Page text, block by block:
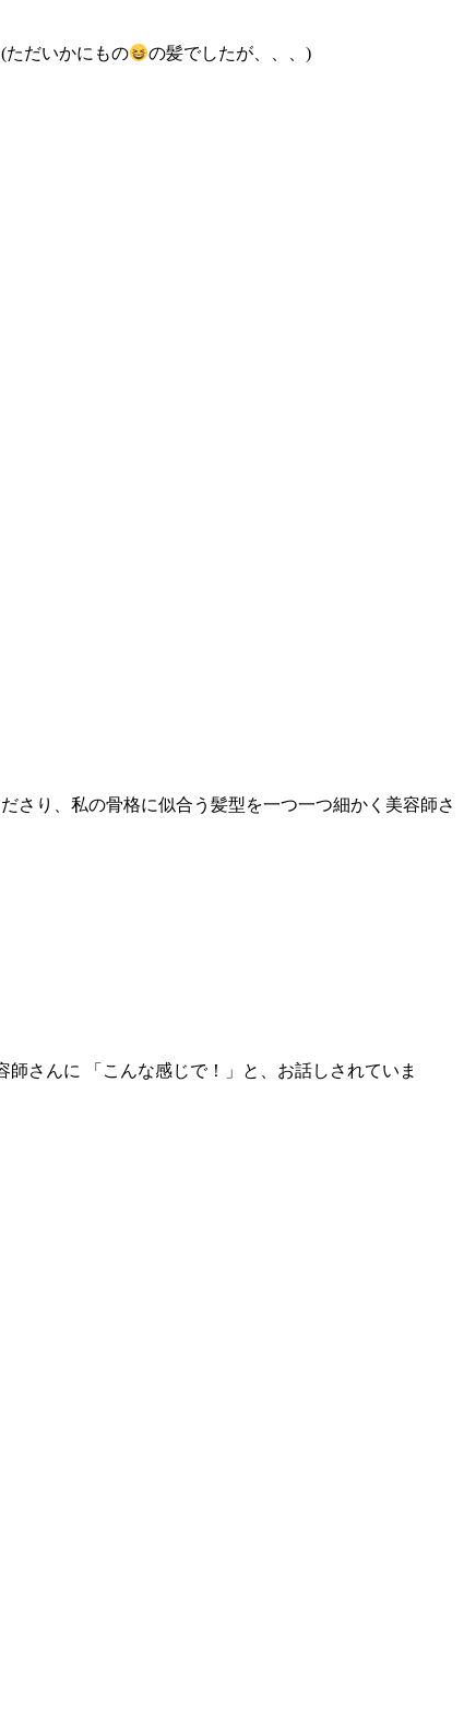
ただいかにもの の髪でしたが、、、)
さり、私の骨格に似合う髪型を一つ一つ細かく美容師さ
さんに 「こんな感じで！」と、お話しされていま